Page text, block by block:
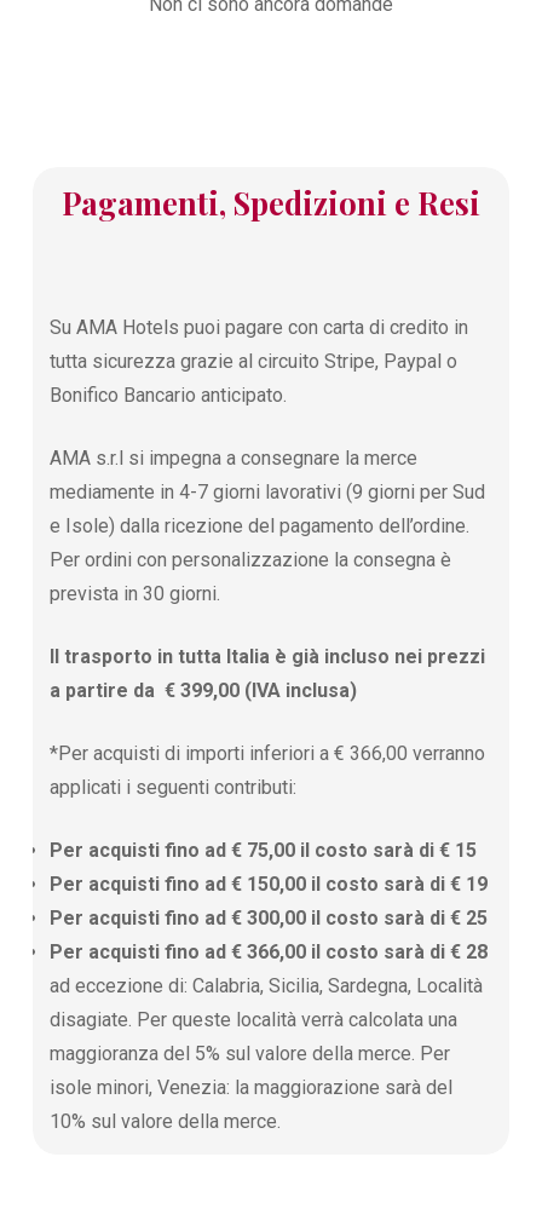
Pagamenti, Spedizioni e Resi
Su AMA Hotels puoi pagare con carta di credito in
tutta sicurezza grazie al circuito Stripe, Paypal o
Bonifico Bancario anticipato.
AMA s.r.l si impegna a consegnare la merce
mediamente in 4-7 giorni lavorativi (9 giorni per Sud
e Isole) dalla ricezione del pagamento dell’ordine.
Per ordini con personalizzazione la consegna è
prevista in 30 giorni.
Il trasporto in tutta Italia è già incluso nei prezzi
a partire da € 399,00 (IVA inclusa)
*Per acquisti di importi inferiori a € 366,00 verranno
applicati i seguenti contributi:
Per acquisti fino ad € 75,00 il costo sarà di € 15
Per acquisti fino ad € 150,00 il costo sarà di € 19
Per acquisti fino ad € 300,00 il costo sarà di € 25
Per acquisti fino ad € 366,00 il costo sarà di € 28
ad eccezione di: Calabria, Sicilia, Sardegna, Località
disagiate. Per queste località verrà calcolata una
maggioranza del 5% sul valore della merce. Per
isole minori, Venezia: la maggiorazione sarà del
10% sul valore della merce.